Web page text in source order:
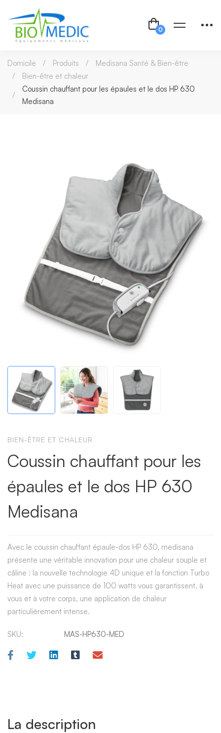
Domicile Produits
Medisana Santé & Bien-être
Bien-être et chaleur
Coussin chauffant pour les épaules et le dos HP 630
Medisana
BIEN-ÊTRE ET CHALEUR
Coussin chauffant pour les
épaules et le dos HP 630
Medisana
Avec le coussin chauffant épaule-dos HP 630, medisana
présente une véritable innovation pour une chaleur souple et
câline : la nouvelle technologie 4D unique et la fonction Turbo
Heat avec une puissance de 100 watts vous garantissent, à
vous et à votre corps, une application de chaleur
particulièrement intense.
SKU: MAS-HP630-MED
La description